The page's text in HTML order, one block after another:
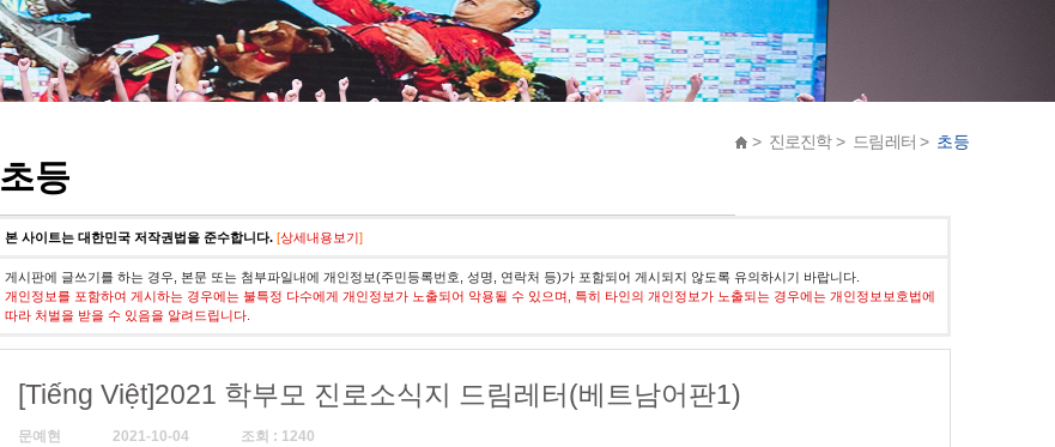
학부모방
정기고사 기출문제
> 진로진학 > 드림레터 > 초등
초등
본 사이트는 대한민국 저작권법을 준수합니다. [상세내용보기]
게시판에 글쓰기를 하는 경우, 본문 또는 첨부파일내에 개인정보(주민등록번호, 성명, 연락처 등)가 포함되어 게시되지 않도록 유의하시기 바랍니다.
개인정보를 포함하여 게시하는 경우에는 불특정 다수에게 개인정보가 노출되어 악용될 수 있으며, 특히 타인의 개인정보가 노출되는 경우에는 개인정보보호법에
따라 처벌을 받을 수 있음을 알려드립니다.
[Tiếng Việt]2021 학부모 진로소식지 드림레터(베트남어판1)
문예현 2021-10-04 조회 : 1240